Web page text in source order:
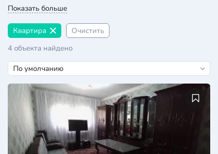
Показать больше
Квартира
Очистить
4 объекта найдено